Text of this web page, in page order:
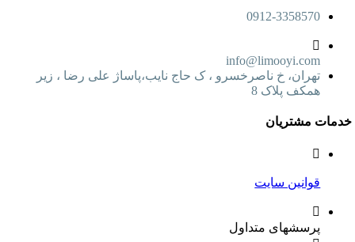
0912-3358570
info@limooyi.com
تهران، خ ناصرخسرو ، ک حاج نایب،پاساژ علی رضا ، زیر
همکف پلاک 8
مشتریان
قوانین سایت
پرسشهای متداول